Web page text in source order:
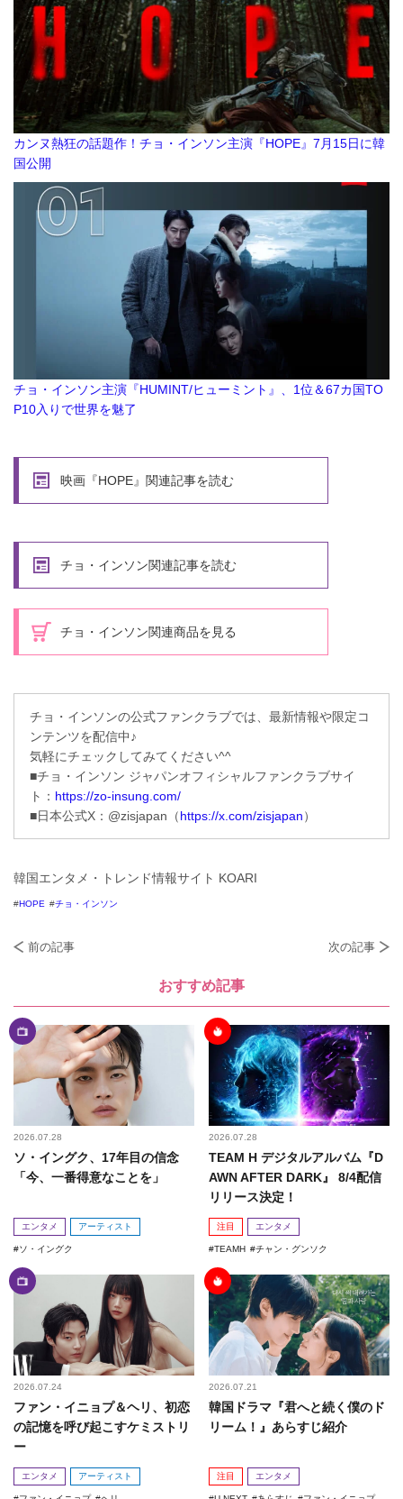
カンヌ熱狂の話題作！チョ・インソン主演『HOPE』7月15日に韓
国公開
チョ・インソン主演『HUMINT/ヒューミント』、1位＆67カ国TO
P10入りで世界を魅了
映画『HOPE』関連記事を読む
チョ・インソン関連記事を読む
チョ・インソン関連商品を見る
チョ・インソンの公式ファンクラブでは、最新情報や限定コ
ンテンツを配信中♪
気軽にチェックしてみてください^^
■チョ・インソン ジャパンオフィシャルファンクラブサイ
ト： https://zo-insung.com/
■日本公式X：@zisjapan（https://x.com/zisjapan）
韓国エンタメ・トレンド情報サイト KOARI
HOPE チョ・インソン
前の記事 次の記事
おすすめ記事
2026.07.28
ソ・イングク、17年目の信念
「今、一番得意なことを」
エンタメ アーティスト
ソ・イングク
2026.07.28
TEAM H デジタルアルバム『D
AWN AFTER DARK』 8/4配信
リリース決定！
注目 エンタメ
TEAMH チャン・グンソク
2026.07.24
ファン・イニョプ＆ヘリ、初恋
の記憶を呼び起こすケミストリ
ー
エンタメ アーティスト
2026.07.21
韓国ドラマ『君へと続く僕のド
リーム！』あらすじ紹介
注目 エンタメ